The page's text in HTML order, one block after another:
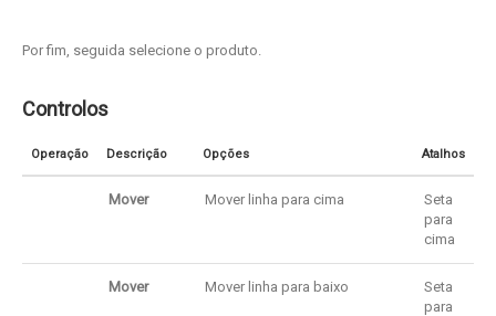
Por fim, seguida selecione o produto.
Controlos
Operação Descrição Opções Atalhos
Mover Mover linha para cima
Seta
para
cima
Mover Mover linha para baixo
Seta
para